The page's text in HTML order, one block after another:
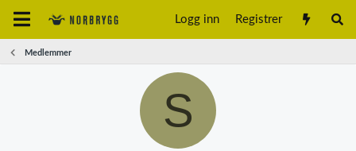
Logg inn Registrer
Medlemmer
S